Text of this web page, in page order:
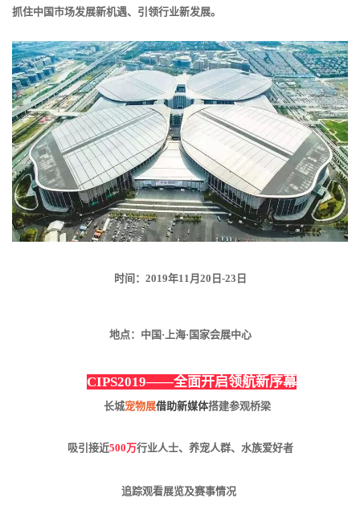
抓住中国市场发展新机遇、引领行业新发展。
时间：2019年11月20日-23日
地点：中国·上海·国家会展中心
CIPS2019——全面开启领航新序幕
长城宠物展借助新媒体搭建参观桥梁
吸引接近500万行业人士、养宠人群、水族爱好者
追踪观看展览及赛事情况